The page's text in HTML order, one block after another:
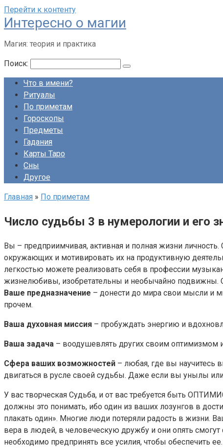
Перейти к контенту
Интересно о магии
Магия: теория и практика
Поиск:
Что в имени?
Ритуалы
По приметам
Гороскопы
Предметы
Гадания
Карты Таро
Сны
Другое
Главная » По приметам
Число судьбы 3 в нумерологии и его
Вы – предприимчивая, активная и полная жизни
окружающих и мотивировать их на продуктивную
легкостью можете реализовать себя в профессии
жизнелюбивы, изобретательны и необычайно подвижны.
Ваше предназначение – донести до мира свои мысли и
прочем.
Ваша духовная миссия – пробуждать энергию и
Ваша задача – воодушевлять других своим оптимизмом
Сфера ваших возможностей – любая, где вы научитесь
двигаться в русле своей судьбы. Даже если вы унылы
У вас творческая Судьба, и от вас требуется быть
должны это понимать, ибо один из ваших лозунгов в
плакать один». Многие люди потеряли радость в жизни.
вера в людей, в человеческую дружбу и они опять
необходимо предпринять все усилия, чтобы обеспечить